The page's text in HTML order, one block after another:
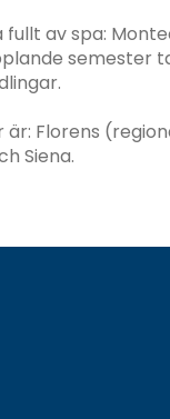
av spa:
semester
Florens
Siena.